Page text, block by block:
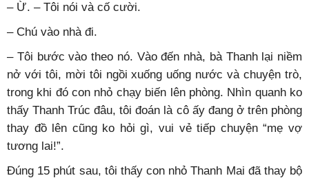
– Ừ. – Tôi nói và cố cười.
– Chú vào nhà đi.
– Tôi bước vào theo nó. Vào đến nhà, bà Thanh lại niềm
nở với tôi, mời tôi ngồi xuống uống nước và chuyện trò,
trong khi đó con nhỏ chạy biến lên phòng. Nhìn quanh ko
thấy Thanh Trúc đâu, tôi đoán là cô ấy đang ở trên phòng
thay đồ lên cũng ko hỏi gì, vui vẻ tiếp chuyện “mẹ vợ
tương lai!”.
Đúng 15 phút sau, tôi thấy con nhỏ Thanh Mai đã thay bộ